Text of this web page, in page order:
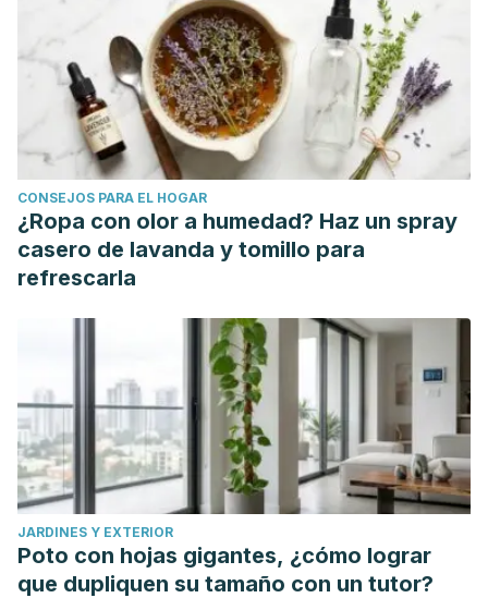
Casacó, B. (2008). Necesidad de circuncisión o dilatación
del prepucio: Estudio de 1.200 niños. Archivos Españoles
de Urología (Ed. impresa), 61(6), 699-704.
Maguiña-Vargas, C., Ugarte-Gil, C. A., & Montiel, M. (2006).
Uso adecuado y racional de los antibióticos. Acta Médica
Peruana, 23(1), 15-20.
Boer, M., & de Bariloche, D. S. C. (2014). Balanitis xerótica
obliterante: aplicación local de esteroides y antibióticos
para la conservación prepucial en niños. Resultados
Chaves, Michelle Oconitrillo. "Fimosis en niños."Revista
Médica de Costa Rica y Centroamérica
263.
Scher, Dres P., et al. "Prevalencia de la balanitis xerótica
obliterante en la población pediátrica."
Cruz-Rojo, J. "Dermatitis perianal, fisuras y balanopostitis
por estreptococo betahemolítico del grupo A."Anales de
Pediatría. Vol. 62. No. 5. Elsevier Doyma, 2005.
Movilla, Roberto Ortiz. "Balanopostitis y dermatitis perianal
CONSEJOS PARA EL HOGAR
¿Ropa con olor a humedad? Haz un spray
casero de lavanda y tomillo para
refrescarla
JARDINES Y EXTERIOR
Poto con hojas gigantes, ¿cómo lograr
que dupliquen su tamaño con un tutor?